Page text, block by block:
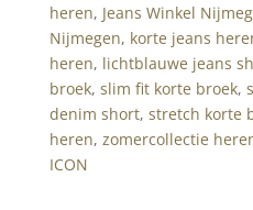
heren, Jeans Winkel
Nijmegen, korte jeans
heren, lichtblauwe jeans
broek, slim fit korte broek,
denim short, stretch korte
heren, zomercollectie
ICON